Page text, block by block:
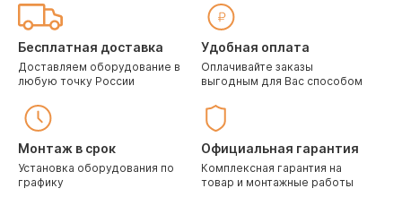
Бесплатная доставка
Доставляем оборудование в
любую точку России
Удобная оплата
Оплачивайте заказы
выгодным для Вас способом
Монтаж в срок
Установка оборудования по
графику
Официальная гарантия
Комплексная гарантия на
товар и монтажные работы